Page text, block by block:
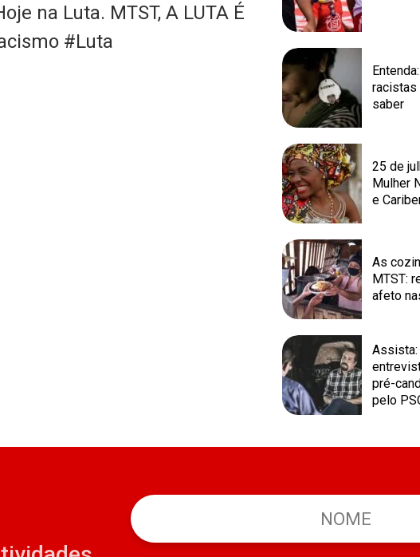
na Luta. MTST, A LUTA É
#Luta
racistas
saber
25 de
Mulher
e
As
MTST:
afeto
Assista:
pré-
pelo